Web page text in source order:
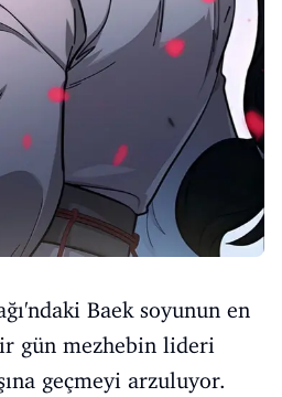
Baek soyunun en
gün mezhebin lideri
geçmeyi arzuluyor.